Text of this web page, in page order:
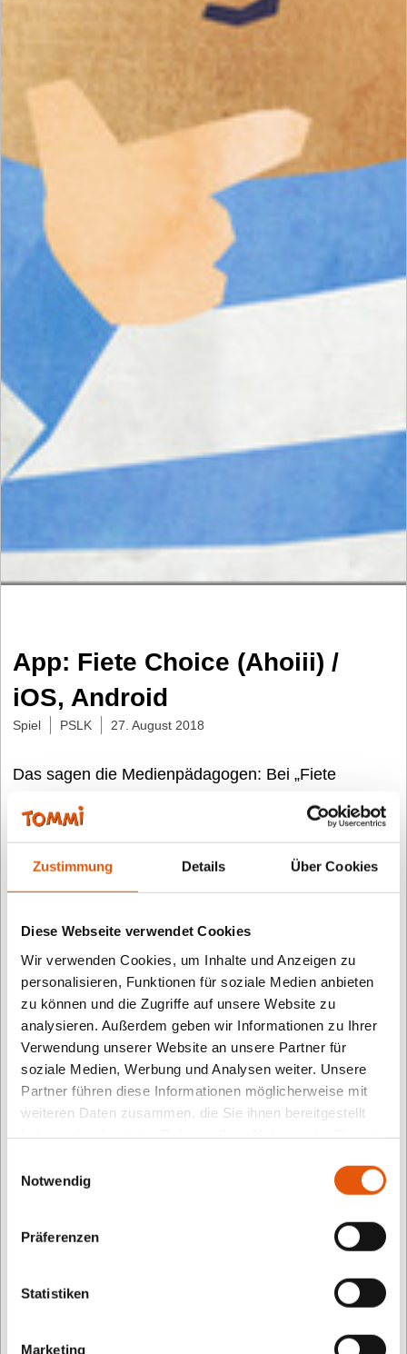
Zustimmung Details Über Cookies
Diese Webseite verwendet Cookies
Wir verwenden Cookies, um Inhalte und Anzeigen zu
personalisieren, Funktionen für soziale Medien anbieten
zu können und die Zugriffe auf unsere Website zu
analysieren. Außerdem geben wir Informationen zu Ihrer
Verwendung unserer Website an unsere Partner für
soziale Medien, Werbung und Analysen weiter. Unsere
Partner führen diese Informationen möglicherweise mit
weiteren Daten zusammen, die Sie ihnen bereitgestellt
Notwendig
Präferenzen
Statistiken
Marketing
App: Fiete Choice (Ahoiii) /
iOS, Android
Spiel PSLK 27. August 2018
Das sagen die Medienpädagogen: Bei „Fiete
Choice“ hatten die testenden Kinder ganz
unterschiedliche Ideen, wie sie das Spiel mit 100
Entweder wurde gegen-einander oder aber mit
gekämpft, was mit ansteigendem Level nicht immer
ganz so leicht war. Hier wechseln die
Unterscheidungskriterien in jeder Aufgabe, denn
wenn es in einer Spielrunde noch darum ging, den
größten Fisch zu finden, so kann es sein, dass sie in
der nächsten Runde den Fisch finden mussten, der
gegen den Strom schwamm. Doch mit kleinen Hilfen
gelang den Kindern die kognitive Umstellung auf
andere Formen, Tiere und weitere Gegenstände
sowie auf verschiedene Unterscheidungskriterien
sehr schnell und die jungen Spieltester waren sehr
Über TOMMI
TOMMI.kids ist die Landingpage für alle Aktivitäten